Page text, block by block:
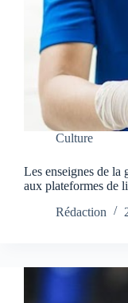
Culture
Les enseignes de la
aux plateformes de
Rédaction